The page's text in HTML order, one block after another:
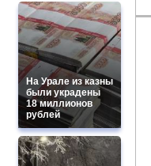
На Урале из казны
были украдены
18 миллионов
рублей